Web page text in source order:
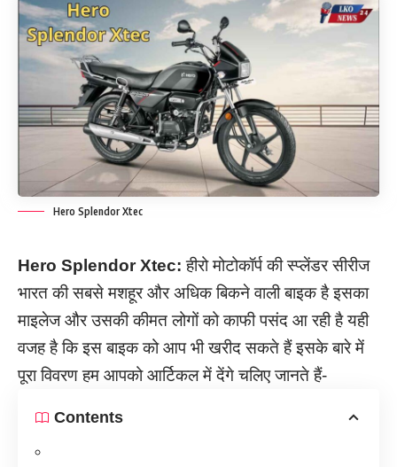
Hero Splendor Xtec
Hero Splendor Xtec:हीरो मोटोकॉर्प की स्प्लेंडर सीरीज
भारत की सबसे मशहूर और अधिक बिकने वाली बाइक है इसका
माइलेज और उसकी कीमत लोगों को काफी पसंद आ रही है यही
वजह है कि इस बाइक को आप भी खरीद सकते हैं इसके बारे में
पूरा विवरण हम आपको आर्टिकल में देंगे चलिए जानते हैं-
Contents